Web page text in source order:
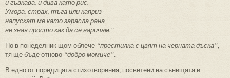
и гъвкава, и дива като рис.
Умора, страх, тъга или каприз
напускат ме като зарасла рана –
не зная просто как да се наричам.”
Но в понеделник щом облече “престилка с цвят на черната дъска”,
тя ще бъде отново “добро момиче”.
В едно от поредицата стихотворения, посветени на сънищата и